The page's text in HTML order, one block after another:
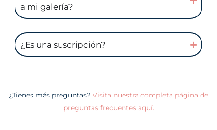
a mi galería?
¿Es una suscripción?
¿Tienes más preguntas? Visita nuestra completa página de
preguntas frecuentes aquí.